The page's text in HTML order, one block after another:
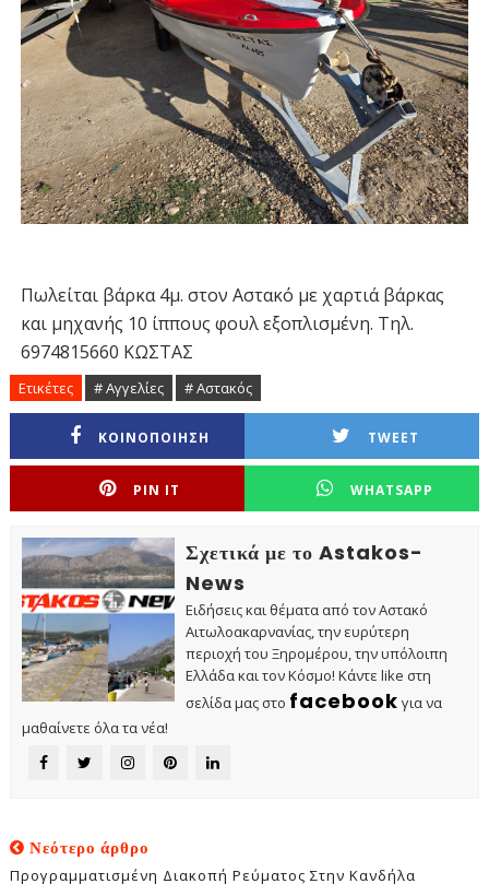
Πωλείται βάρκα 4μ. στον Αστακό με χαρτιά βάρκας
και μηχανής 10 ίππους φουλ εξοπλισμένη. Τηλ.
6974815660 ΚΩΣΤΑΣ
Ετικέτες # Αγγελίες # Αστακός
ΚΟΙΝΟΠΟΙΗΣΗ TWEET
PIN IT WHATSAPP
Σχετικά με το Astakos-
News
Ειδήσεις και θέματα από τον Αστακό
Αιτωλοακαρνανίας, την ευρύτερη
περιοχή του Ξηρομέρου, την υπόλοιπη
Ελλάδα και τον Κόσμο! Κάντε like στη
σελίδα μας στο facebook για να
μαθαίνετε όλα τα νέα!
Νεότερο άρθρο
Προγραμματισμένη Διακοπή Ρεύματος Στην Κανδήλα